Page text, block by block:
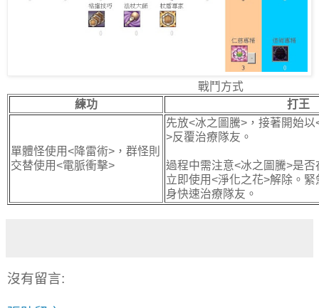
戰鬥方式
練功
打王
單體怪使用<降雷術>，群怪則
交替使用<電脈衝擊>
先放<冰之圖騰>，接著開始
>反覆治療隊友。
過程中需注意<冰之圖騰>是
立即使用<淨化之花>解除。
身快速治療隊友。
沒有留言: